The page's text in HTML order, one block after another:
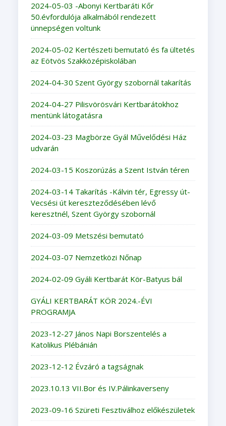
2024-05-03 -Abonyi Kertbaráti Kőr
50.évfordulója alkalmából rendezett
ünnepségen voltunk
2024-05-02 Kertészeti bemutató és fa ültetés
az Eötvös Szakközépiskolában
2024-04-30 Szent György szobornál takarítás
2024-04-27 Pilisvörösvári Kertbarátokhoz
mentünk látogatásra
2024-03-23 Magbörze Gyál Művelődési Ház
udvarán
2024-03-15 Koszorúzás a Szent István téren
2024-03-14 Takarítás -Kálvin tér, Egressy út-
Vecsési út kereszteződésében lévő
keresztnél, Szent György szobornál
2024-03-09 Metszési bemutató
2024-03-07 Nemzetközi Nőnap
2024-02-09 Gyáli Kertbarát Kör-Batyus bál
GYÁLI KERTBARÁT KÖR 2024.-ÉVI
PROGRAMJA
2023-12-27 János Napi Borszentelés a
Katolikus Plébánián
2023-12-12 Évzáró a tagságnak
2023.10.13 VII.Bor és IV.Pálinkaverseny
2023-09-16 Szüreti Fesztiválhoz előkészületek